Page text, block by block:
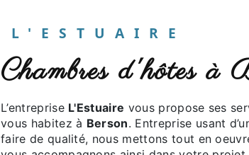
L'ESTUAIRE
chambres d'hôtes à
L’entreprise L'Estuaire vous propose ses
vous habitez à Berson. Entreprise usant
faire de qualité, nous mettons tout en